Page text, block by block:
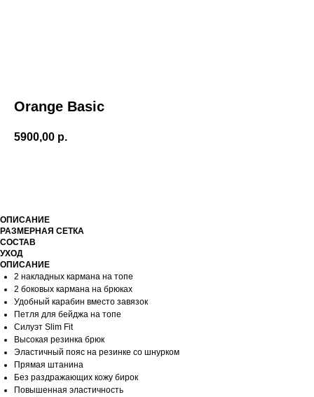
Orange Basic
5900,00 р.
ОПИСАНИЕ
РАЗМЕРНАЯ СЕТКА
СОСТАВ
УХОД
ОПИСАНИЕ
2 накладных кармана на топе
2 боковых кармана на брюках
Удобный карабин вместо завязок
Петля для бейджа на топе
Силуэт Slim Fit
Высокая резинка брюк
Эластичный пояс на резинке со шнурком
Прямая штанина
Без раздражающих кожу бирок
Повышенная эластичность